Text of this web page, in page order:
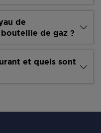
de
de gaz ?
et quels sont